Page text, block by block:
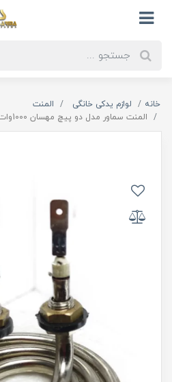
خانه لوازم یدکی خانگی
المنت
المنت سماور مدل دو پیچ مهسان 1000وات